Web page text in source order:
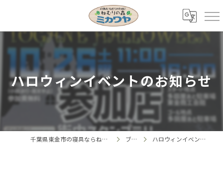
ハロウィンイベントのお知らせ
千葉県東金市の寝具ならねむりの森 ミカワヤ ブログ ハロウィンイベントのお知らせ